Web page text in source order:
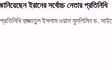
ইরানের সর্বোচ্চ নেতার প্রতিনিধি
প্রতিনিধি হুজ্জাতুল ইসলাম ওয়াল মুসলিমিন ড.